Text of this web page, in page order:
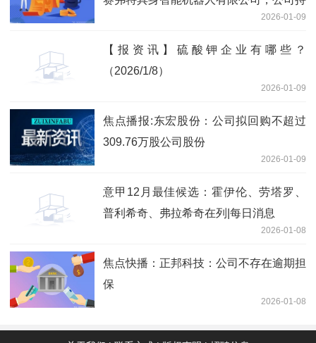
股40%，经营范围涵盖智能工业机器人的
研发、制造及销售等业务，后续该公司将
2026-01-09
【报资讯】硫酸钾企业有哪些？
（2026/1/8）
2026-01-09
焦点播报:东宏股份：公司拟回购不超过
309.76万股公司股份
2026-01-09
意甲12月最佳候选：霍伊伦、劳塔罗、
普利希奇、弗拉希奇在列|每日消息
2026-01-08
焦点快播：正邦科技：公司不存在逾期担
保
2026-01-08